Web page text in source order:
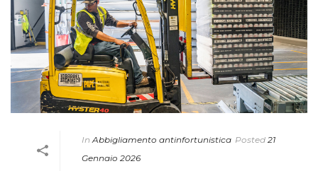
In Abbigliamento antinfortunistica Posted 21
Gennaio 2026